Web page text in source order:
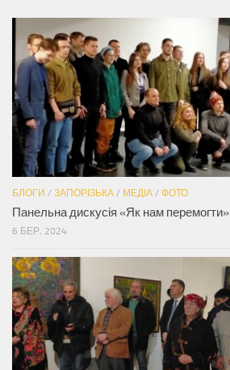
БЛОГИ / ЗАПОРІЗЬКА / МЕДІА / ФОТО
Панельна дискусія «Як нам перемогти»
6 БЕР, 2024